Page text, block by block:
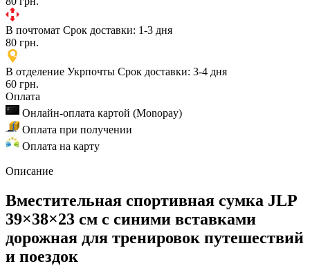
В почтомат Срок доставки: 1-3 дня
80 грн.
В отделение Укрпочты Срок доставки: 3-4 дня
60 грн.
Оплата
Онлайн-оплата картой (Monopay)
Оплата при получении
Оплата на карту
Описание
Вместительная спортивная сумка JLP
39×38×23 см с синими вставками
дорожная для тренировок путешествий
и поездок